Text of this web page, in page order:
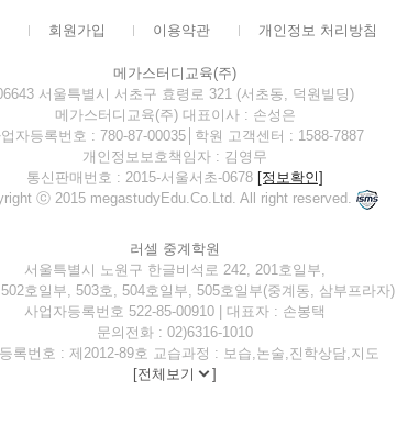
회원가입 이용약관 개인정보 처리방침
메가스터디교육(주)
서울특별시 서초구 효령로 321 (서초동, 덕원빌딩)
메가스터디교육(주) 대표이사 : 손성은
자등록번호 : 780-87-00035│학원 고객센터 : 1588-7887
개인정보보호책임자 : 김영무
통신판매번호 : 2015-서울서초-0678 [정보확인]
ⓒ 2015 megastudyEdu.Co.Ltd. All right reserved.
러셀 중계학원
서울특별시 노원구 한글비석로 242, 201호일부,
호일부, 503호, 504호일부, 505호일부(중계동, 삼부프라자)
사업자등록번호 522-85-00910 | 대표자 : 손봉택
문의전화 : 02)6316-1010
록번호 : 제2012-89호 교습과정 : 보습,논술,진학상담,지도
[전체보기 ]